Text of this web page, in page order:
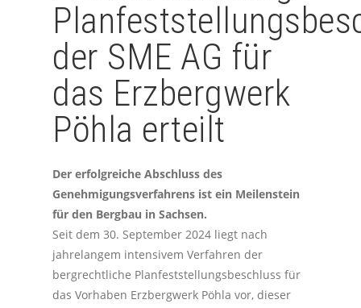
der SME AG für
das Erzbergwerk
Pöhla erteilt
Der erfolgreiche Abschluss des
Genehmigungsverfahrens ist ein Meilenstein
für den Bergbau in Sachsen.
Seit dem 30. September 2024 liegt nach
jahrelangem intensivem Verfahren der
bergrechtliche Planfeststellungsbeschluss für
das Vorhaben Erzbergwerk Pöhla vor, dieser